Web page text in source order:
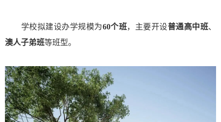
学校拟建设办学规模为60个班，主要开设普通高中班、
澳人子弟班等班型。